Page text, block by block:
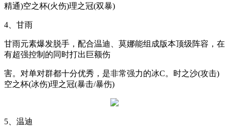
精通)空之杯(火伤)理之冠(双暴)
4 、甘雨
甘雨元素爆发脱手，配合温迪、莫娜能组成版本顶级阵容，在
有超强控制的同时打出巨额伤
害。对单对群都十分优秀，是非常强力的冰C。时之沙(攻击)
空之杯(冰伤)理之冠(暴击/暴伤)
5 、温迪